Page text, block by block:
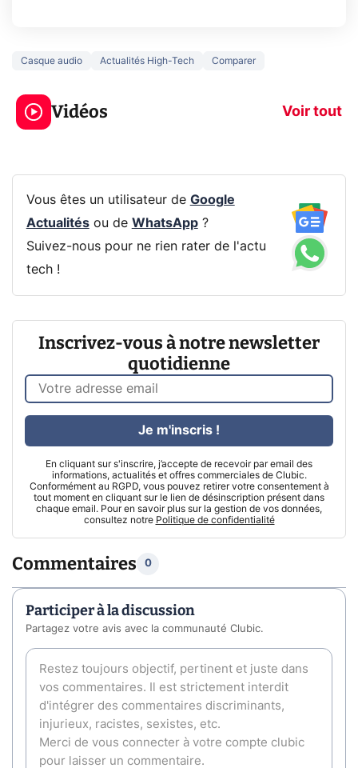
Casque audio Actualités High-Tech Comparer
Vidéos Voir tout
5 générations de
jeux dans la
prochaine Xbox !
Ce que vous
navigation
Vous êtes un utilisateur de Google
Actualitésou de WhatsApp?
Suivez-nous pour ne rien rater de l'actu
tech !
Inscrivez-vous à notre newsletter
quotidienne
En cliquant sur s'inscrire, j’accepte de recevoir par email des
informations, actualités et offres commerciales de Clubic.
Conformément au RGPD, vous pouvez retirer votre consentement à
tout moment en cliquant sur le lien de désinscription présent dans
chaque email. Pour en savoir plus sur la gestion de vos données,
consultez notre Politique de confidentialité
Je m'inscris !
Commentaires 0
Participer à la discussion
Partagez votre avis avec la communauté Clubic.